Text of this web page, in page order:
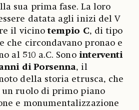
sua prima fase. La loro
datata agli inizi del V
il vicinotempio C, di tipo
che circondavano pronao e
al 510 a.C. Sono interventi
di Porsenna, il
della storia etrusca, che
un ruolo di primo piano
e monumentalizzazione